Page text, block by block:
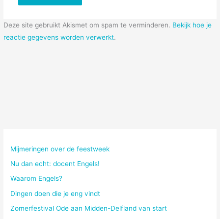
Deze site gebruikt Akismet om spam te verminderen. Bekijk hoe je
reactie gegevens worden verwerkt.
Mijmeringen over de feestweek
Nu dan echt: docent Engels!
Waarom Engels?
Dingen doen die je eng vindt
Zomerfestival Ode aan Midden-Delfland van start